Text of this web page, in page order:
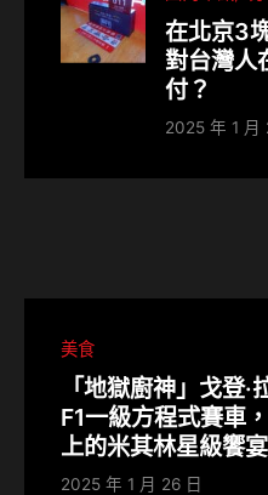
在北京3
對台灣人
付？
2025 年 1 月
美食
「地獄廚神」戈登·
F1一級方程式賽車
上的米其林星級饗宴
2025 年 1 月 26 日